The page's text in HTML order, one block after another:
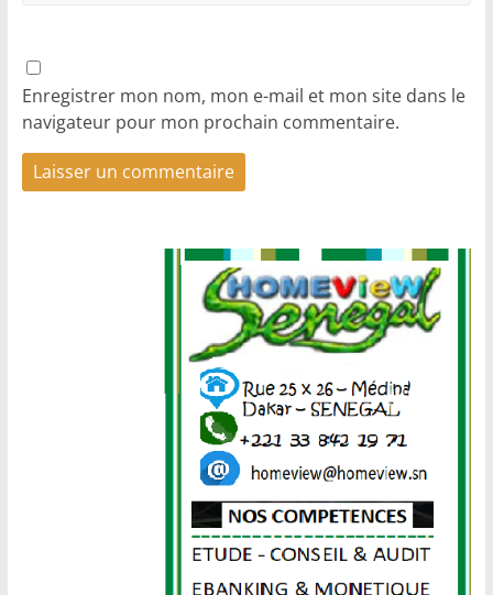
Enregistrer mon nom, mon e-mail et mon site dans le
navigateur pour mon prochain commentaire.